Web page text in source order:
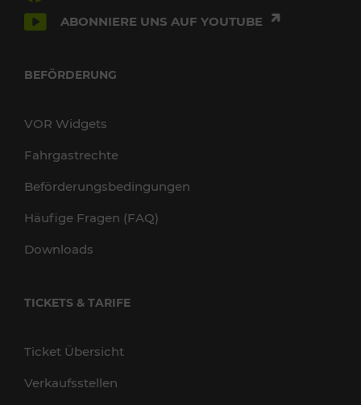
ABONNIERE UNS AUF YOUTUBE
BEFÖRDERUNG
VOR Widgets
Fahrgastrechte
Beförderungsbedingungen
Häufige Fragen (FAQ)
Downloads
TICKETS & TARIFE
Ticket Übersicht
Verkaufsstellen